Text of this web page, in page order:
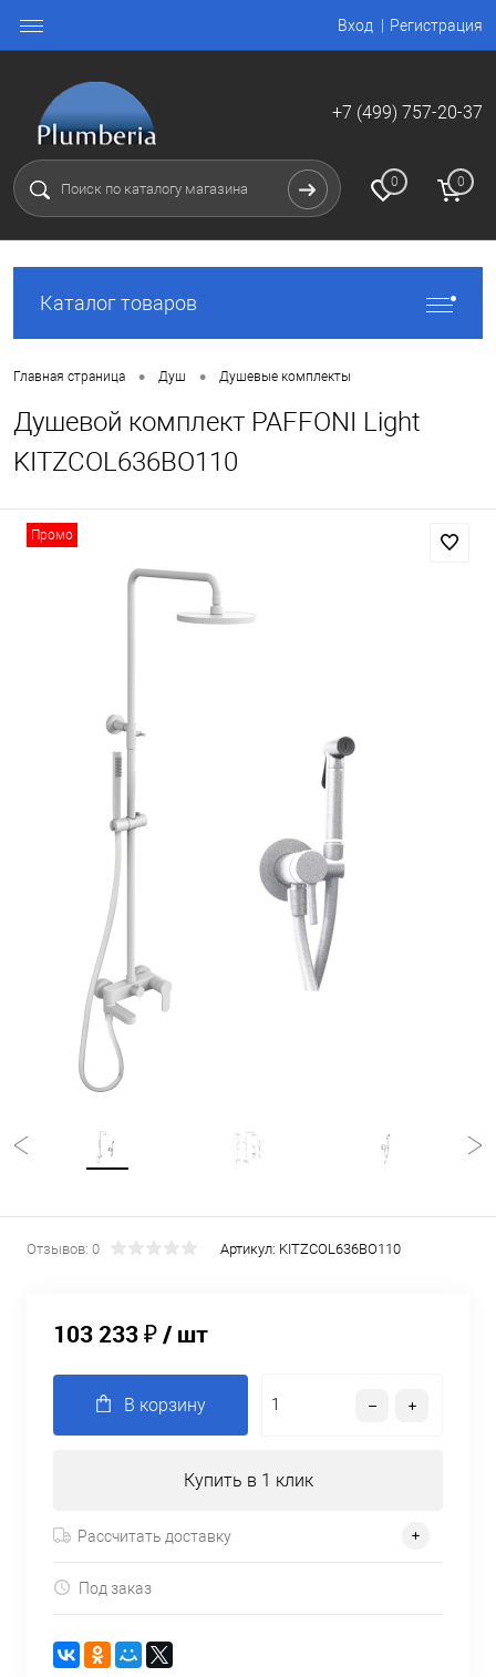
Вход Регистрация
+7 (499) 757-20-37
0 0
Каталог товаров
Главная страница • Душ • Душевые комплекты
Душевой комплект PAFFONI Light
KITZCOL636BO110
Промо
Отзывов: 0 Артикул: KITZCOL636BO110
103 233 ₽/ шт
В корзину
Купить в 1 клик
Рассчитать доставку
Под заказ